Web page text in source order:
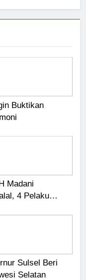
Buktikan
Madani
4 Pelaku
Sulsel Beri
Selatan